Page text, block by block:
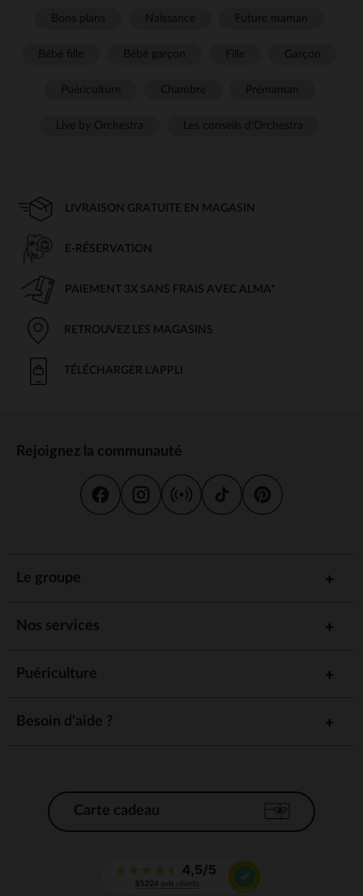
LIVRAISON GRATUITE EN MAGASIN
E-RÉSERVATION
PAIEMENT 3X SANS FRAIS AVEC ALMA*
RETROUVEZ LES MAGASINS
TÉLÉCHARGER L'APPLI
Rejoignez la communauté
Le groupe
Nos services
Puériculture
Besoin d'aide ?
Carte cadeau